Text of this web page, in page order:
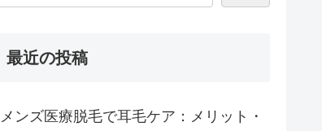
最近の投稿
メンズ医療脱毛で耳毛ケア：メリット・